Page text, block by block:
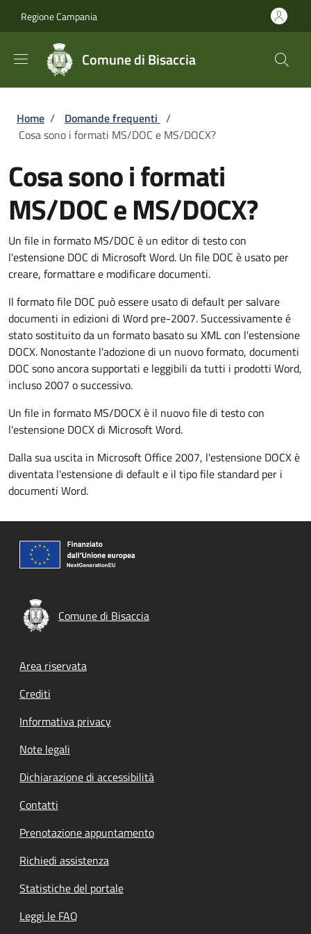
Regione Campania
Comune di Bisaccia
Briciole di pane
Home / Domande frequenti /
Cosa sono i formati MS/DOC e MS/DOCX?
Cosa sono i formati
MS/DOC e MS/DOCX?
Un file in formato MS/DOC è un editor di testo con
l'estensione DOC di Microsoft Word. Un file DOC è usato per
creare, formattare e modificare documenti.
Il formato file DOC può essere usato di default per salvare
documenti in edizioni di Word pre-2007. Successivamente é
stato sostituito da un formato basato su XML con l'estensione
DOCX. Nonostante l'adozione di un nuovo formato, documenti
DOC sono ancora supportati e leggibili da tutti i prodotti Word,
incluso 2007 o successivo.
Un file in formato MS/DOCX è il nuovo file di testo con
l'estensione DOCX di Microsoft Word.
Dalla sua uscita in Microsoft Office 2007, l'estensione DOCX è
diventata l'estensione di default e il tipo file standard per i
documenti Word.
Comune di Bisaccia
Footer menu
Area riservata
Crediti
Informativa privacy
Note legali
Dichiarazione di accessibilità
Contatti
Prenotazione appuntamento
Richiedi assistenza
Statistiche del portale
Leggi le FAQ